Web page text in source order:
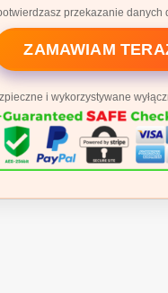
przekazanie
ZAMAWIAM
i wykorzystywane